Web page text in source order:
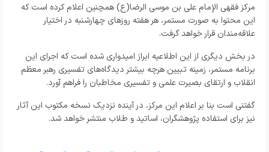
مرکز فقهی الإمام علی بن موسی الرضا(ع) همچنین اعلام کرده است که
این محتوا به صورت مستمر، هر هفته روزهای چهارشنبه در اختیار
علاقه‌مندان قرار خواهد گرفت.
در بخش دیگری از این اطلاعیه ابراز امیدواری شده است که اجرای این
برنامه مستمر، زمینه تبیین هرچه بیشتر دیدگاه‌های تفسیری رهبر معظم
انقلاب و ارتقای بصیرت علمی و تفسیری مخاطبان را فراهم آورد.
گفتنی است بنا بر اعلام این مرکز، در آینده نزدیک نسخه مکتوب این آثار
نیز برای استفاده پژوهشگران، اساتید و طلاب منتشر خواهد شد.